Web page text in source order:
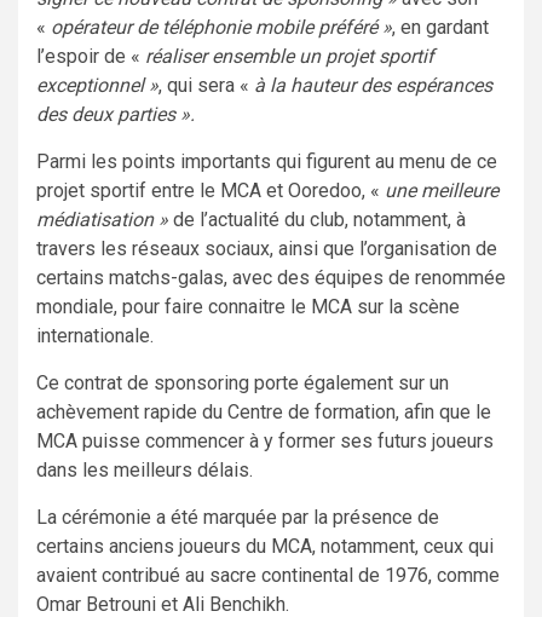
« opérateur de téléphonie mobile préféré », en gardant
l’espoir de « réaliser ensemble un projet sportif
exceptionnel », qui sera « à la hauteur des espérances
des deux parties ».
Parmi les points importants qui figurent au menu de ce
projet sportif entre le MCA et Ooredoo, « une meilleure
médiatisation » de l’actualité du club, notamment, à
travers les réseaux sociaux, ainsi que l’organisation de
certains matchs-galas, avec des équipes de renommée
mondiale, pour faire connaitre le MCA sur la scène
internationale.
Ce contrat de sponsoring porte également sur un
achèvement rapide du Centre de formation, afin que le
MCA puisse commencer à y former ses futurs joueurs
dans les meilleurs délais.
La cérémonie a été marquée par la présence de
certains anciens joueurs du MCA, notamment, ceux qui
avaient contribué au sacre continental de 1976, comme
Omar Betrouni et Ali Benchikh.